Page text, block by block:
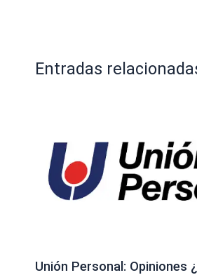
Entradas
Unión Personal: Opiniones